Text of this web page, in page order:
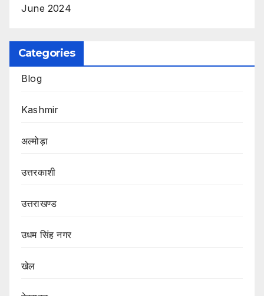
June 2024
Categories
Blog
Kashmir
अल्मोड़ा
उत्तरकाशी
उत्तराखण्ड
उधम सिंह नगर
खेल